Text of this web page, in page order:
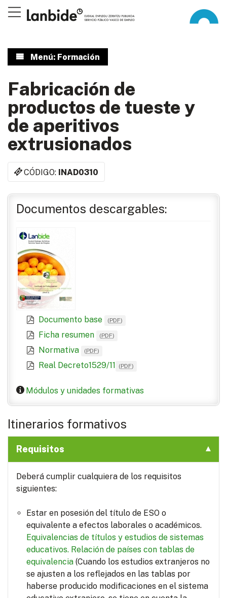
Menú: Formación
Fabricación de
productos de tueste y
de aperitivos
extrusionados
CÓDIGO: INAD0310
Documentos descargables:
Documento base (PDF)
Ficha resumen (PDF)
Normativa (PDF)
Real Decreto1529/11 (PDF)
Módulos y unidades formativas
Itinerarios formativos
Requisitos
Deberá cumplir cualquiera de los requisitos
siguientes:
Estar en posesión del título de ESO o
equivalente a efectos laborales o académicos.
Equivalencias de títulos y estudios de sistemas
educativos. Relación de países con tablas de
equivalencia (Cuando los estudios extranjeros no
se ajusten a los reflejados en las tablas por
haberse producido modificaciones en el sistema